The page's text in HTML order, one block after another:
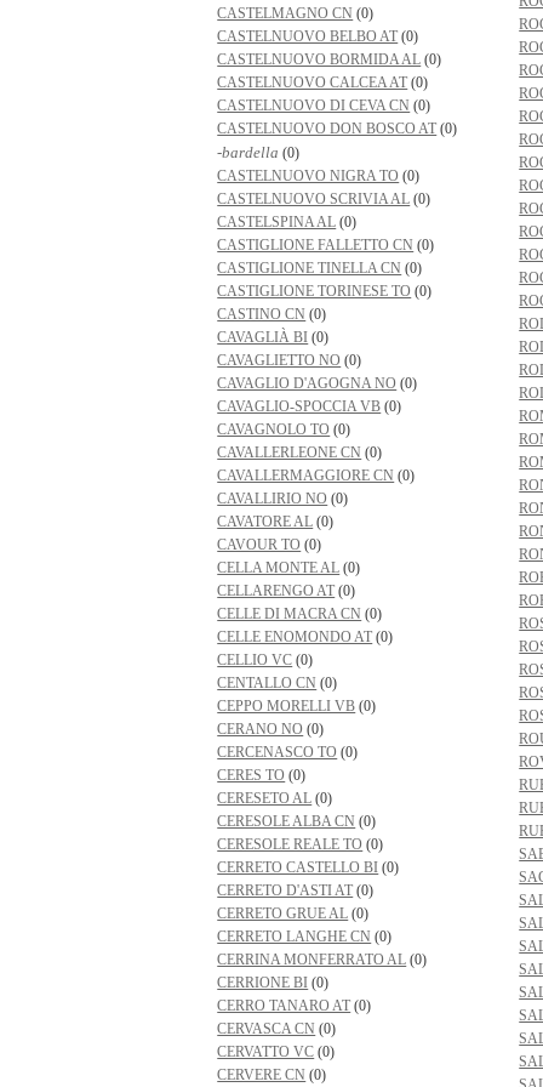
CASTELMAGNO CN (0)
CASTELNUOVO BELBO AT (0)
CASTELNUOVO BORMIDA AL (0)
CASTELNUOVO CALCEA AT (0)
CASTELNUOVO DI CEVA CN (0)
CASTELNUOVO DON BOSCO AT (0)
-bardella (0)
CASTELNUOVO NIGRA TO (0)
CASTELNUOVO SCRIVIA AL (0)
CASTELSPINA AL (0)
CASTIGLIONE FALLETTO CN (0)
CASTIGLIONE TINELLA CN (0)
CASTIGLIONE TORINESE TO (0)
CASTINO CN (0)
CAVAGLIÀ BI (0)
CAVAGLIETTO NO (0)
CAVAGLIO D'AGOGNA NO (0)
CAVAGLIO-SPOCCIA VB (0)
CAVAGNOLO TO (0)
CAVALLERLEONE CN (0)
CAVALLERMAGGIORE CN (0)
CAVALLIRIO NO (0)
CAVATORE AL (0)
CAVOUR TO (0)
CELLA MONTE AL (0)
CELLARENGO AT (0)
CELLE DI MACRA CN (0)
CELLE ENOMONDO AT (0)
CELLIO VC (0)
CENTALLO CN (0)
CEPPO MORELLI VB (0)
CERANO NO (0)
CERCENASCO TO (0)
CERES TO (0)
CERESETO AL (0)
CERESOLE ALBA CN (0)
CERESOLE REALE TO (0)
CERRETO CASTELLO BI (0)
CERRETO D'ASTI AT (0)
CERRETO GRUE AL (0)
CERRETO LANGHE CN (0)
CERRINA MONFERRATO AL (0)
CERRIONE BI (0)
CERRO TANARO AT (0)
CERVASCA CN (0)
CERVATTO VC (0)
CERVERE CN (0)